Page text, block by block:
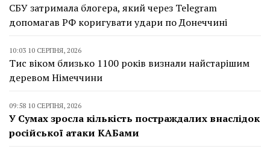
СБУ затримала блогера, який через Telegram
допомагав РФ коригувати удари по Донеччині
10:03 10 СЕРПНЯ, 2026
Тис віком близько 1100 років визнали найстарішим
деревом Німеччини
09:58 10 СЕРПНЯ, 2026
У Сумах зросла кількість постраждалих внаслідок
російської атаки КАБами